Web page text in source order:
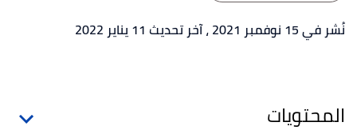
نُشر في 15 نوفمبر 2021
، آخر تحديث 11 يناير 2022
المحتويات